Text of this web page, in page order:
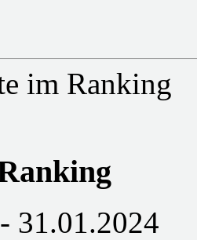
im Ranking
31.01.2024